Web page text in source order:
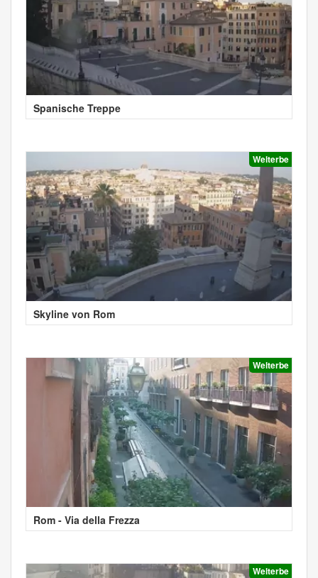
Spanische Treppe
Welterbe
Skyline von Rom
Welterbe
Rom - Via della Frezza
Welterbe